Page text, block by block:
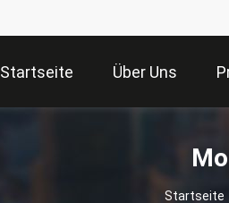
Startseite Über Uns
Startseite